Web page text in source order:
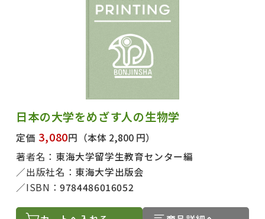
日本の大学をめざす人の生物学
定価 3,080円 （本体 2,800 円）
著者名： 東海大学留学生教育センター編
出版社名： 東海大学出版会
ISBN：9784486016052